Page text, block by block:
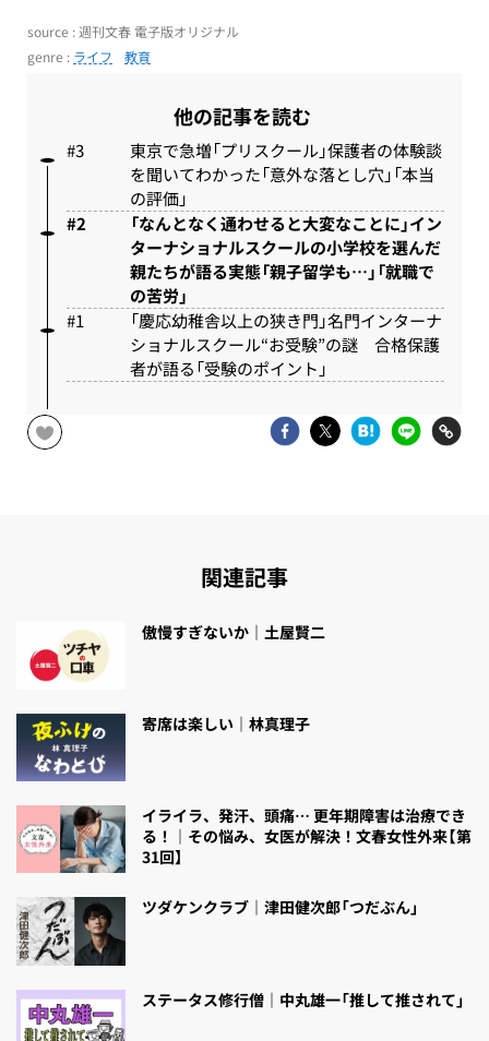
source : 週刊文春 電子版オリジナル
genre : ライフ 教育
他の記事を読む
東京で急増「プリスクール」保護者の体験談
を聞いてわかった「意外な落とし穴」「本当
の評価」
「なんとなく通わせると大変なことに」イン
ターナショナルスクールの小学校を選んだ
親たちが語る実態「親子留学も…」「就職で
の苦労」
「慶応幼稚舎以上の狭き門」名門インターナ
ショナルスクール“お受験”の謎 合格保護
者が語る「受験のポイント」
関連記事
傲慢すぎないか｜土屋賢二
寄席は楽しい｜林真理子
イライラ、発汗、頭痛… 更年期障害は治療でき
る！｜その悩み、女医が解決！文春女性外来【第
31回】
ツダケンクラブ｜津田健次郎「つだぶん」
ステータス修行僧｜中丸雄一「推して推されて」